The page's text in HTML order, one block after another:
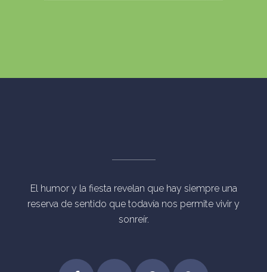
El humor y la fiesta revelan que hay siempre una
reserva de sentido que todavía nos permite vivir y
sonreír.